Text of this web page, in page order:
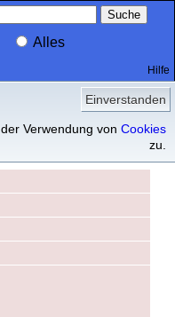
Einverstanden
Verwendung von Cookies
zu.
Alles
Hilfe
Nachfahren